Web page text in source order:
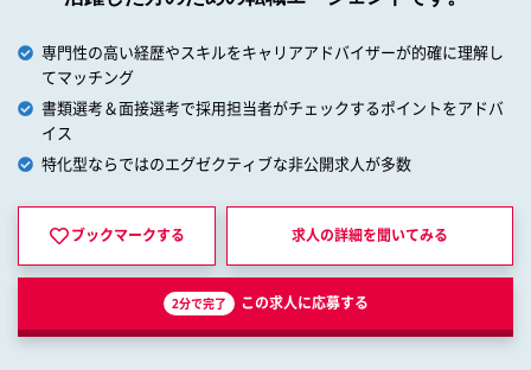
専門性の高い経歴やスキルをキャリアアドバイザーが的確に理解し
てマッチング
書類選考＆面接選考で採用担当者がチェックするポイントをアドバ
イス
特化型ならではのエグゼクティブな非公開求人が多数
ブックマークする 求人の詳細を聞いてみる
2分で完了 この求人に応募する